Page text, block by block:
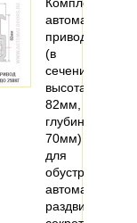
привода
(в
сечении:
высота
82мм,
глубина
70мм)
для
обустройства
автоматических
раздвижных